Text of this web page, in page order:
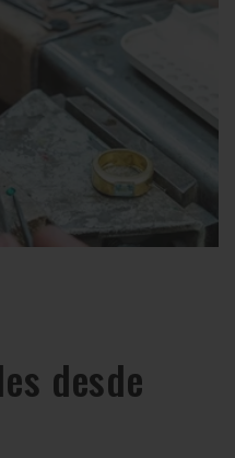
desde